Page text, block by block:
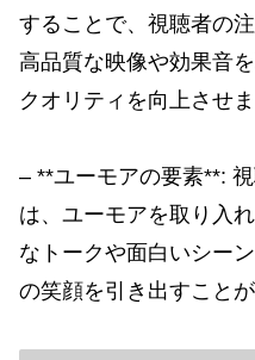
することで、視聴者の
高品質な映像や効果音
クオリティを向上させま
– **ユーモアの要素**:
は、ユーモアを取り入
なトークや面白いシー
の笑顔を引き出すことが